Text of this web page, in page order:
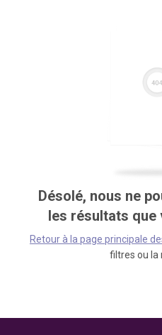
Désolé, nous ne
les résultats que
Retour à la page principale
filtres ou la